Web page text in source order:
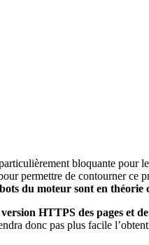
bloquante pour
permettre de contourner ce
du moteur sont en théorie
HTTPS des pages et
donc pas plus facile